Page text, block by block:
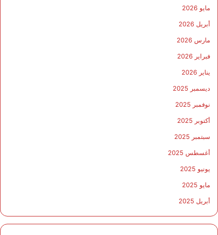
مايو 2026
أبريل 2026
مارس 2026
فبراير 2026
يناير 2026
ديسمبر 2025
نوفمبر 2025
أكتوبر 2025
سبتمبر 2025
أغسطس 2025
يونيو 2025
مايو 2025
أبريل 2025